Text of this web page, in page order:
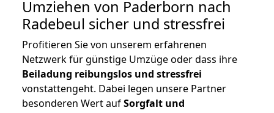
Umziehen von Paderborn nach
Radebeul sicher und stressfrei
Profitieren Sie von unserem erfahrenen
Netzwerk für günstige Umzüge oder dass ihre
Beiladung reibungslos und stressfrei
vonstattengeht. Dabei legen unsere Partner
besonderen Wert aufSorgfalt und